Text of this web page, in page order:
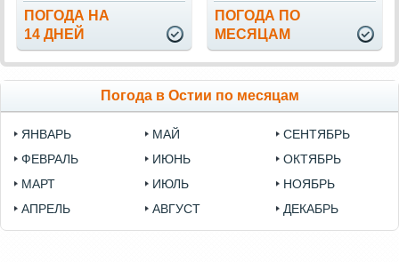
ПОГОДА НА
14 ДНЕЙ
ПОГОДА ПО
МЕСЯЦАМ
Погода в Остии по месяцам
ЯНВАРЬ
ФЕВРАЛЬ
МАРТ
АПРЕЛЬ
МАЙ
ИЮНЬ
ИЮЛЬ
АВГУСТ
СЕНТЯБРЬ
ОКТЯБРЬ
НОЯБРЬ
ДЕКАБРЬ